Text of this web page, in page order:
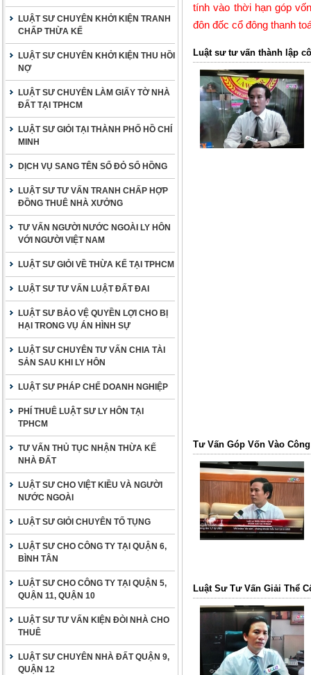
LUẬT SƯ CHUYÊN KHỞI KIỆN TRANH
CHẤP THỪA KẾ
LUẬT SƯ CHUYÊN KHỞI KIỆN THU HỒI
NỢ
LUẬT SƯ CHUYÊN LÀM GIẤY TỜ NHÀ
ĐẤT TẠI TPHCM
LUẬT SƯ GIỎI TẠI THÀNH PHỐ HỒ CHÍ
MINH
DỊCH VỤ SANG TÊN SỔ ĐỎ SỔ HỒNG
LUẬT SƯ TƯ VẤN TRANH CHẤP HỢP
ĐỒNG THUÊ NHÀ XƯỞNG
TƯ VẤN NGƯỜI NƯỚC NGOÀI LY HÔN
VỚI NGƯỜI VIỆT NAM
LUẬT SƯ GIỎI VỀ THỪA KẾ TẠI TPHCM
LUẬT SƯ TƯ VẤN LUẬT ĐẤT ĐAI
LUẬT SƯ BẢO VỆ QUYỀN LỢI CHO BỊ
HẠI TRONG VỤ ÁN HÌNH SỰ
LUẬT SƯ CHUYÊN TƯ VẤN CHIA TÀI
SẢN SAU KHI LY HÔN
LUẬT SƯ PHÁP CHẾ DOANH NGHIỆP
PHÍ THUÊ LUẬT SƯ LY HÔN TẠI
TPHCM
TƯ VẤN THỦ TỤC NHẬN THỪA KẾ
NHÀ ĐẤT
LUẬT SƯ CHO VIỆT KIỀU VÀ NGƯỜI
NƯỚC NGOÀI
LUẬT SƯ GIỎI CHUYÊN TỐ TỤNG
LUẬT SƯ CHO CÔNG TY TẠI QUẬN 6,
BÌNH TÂN
LUẬT SƯ CHO CÔNG TY TẠI QUẬN 5,
QUẬN 11, QUẬN 10
LUẬT SƯ TƯ VẤN KIỆN ĐÒI NHÀ CHO
THUÊ
LUẬT SƯ CHUYÊN NHÀ ĐẤT QUẬN 9,
QUẬN 12
tính vào thời hạn góp
đôn đốc cổ đông thanh
Luật sư tư vấn thành lập
Tư Vấn Góp Vốn Vào
Luật Sư Tư Vấn Giải Thể